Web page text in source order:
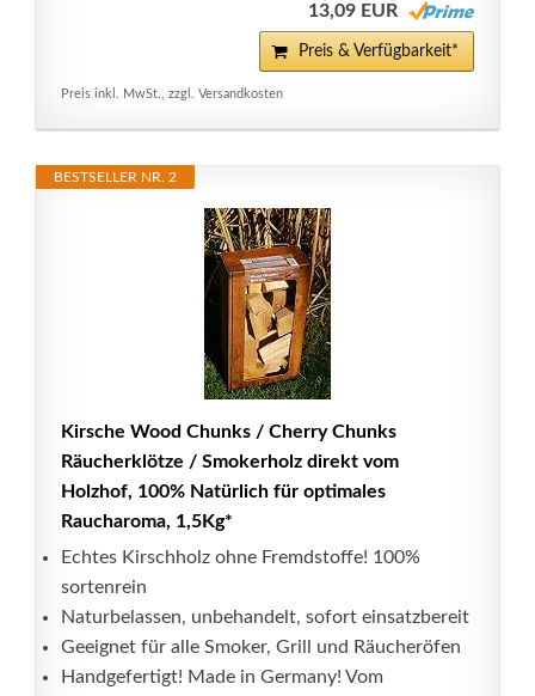
13,09 EUR
Preis & Verfügbarkeit*
Preis inkl. MwSt., zzgl. Versandkosten
BESTSELLER NR. 2
Kirsche Wood Chunks / Cherry Chunks
Räucherklötze / Smokerholz direkt vom
Holzhof, 100% Natürlich für optimales
Raucharoma, 1,5Kg*
Echtes Kirschholz ohne Fremdstoffe! 100%
sortenrein
Naturbelassen, unbehandelt, sofort einsatzbereit
Geeignet für alle Smoker, Grill und Räucheröfen
Handgefertigt! Made in Germany! Vom